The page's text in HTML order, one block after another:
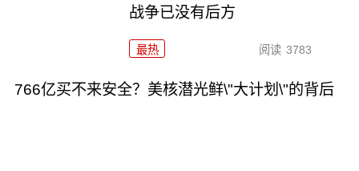
战争已没有后方
最热 阅读 3783
766亿买不来安全？美核潜光鲜\"大计划\"的背后